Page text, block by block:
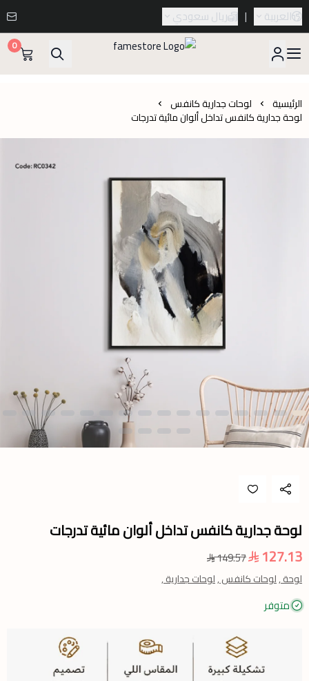
العربية | ريال سعودي
0
الرئيسية لوحات جدارية كانفس
لوحة جدارية كانفس تداخل ألوان مائية تدرجات
لوحة جدارية كانفس تداخل ألوان مائية تدرجات
127.13
149.57
لوحة ,لوحات كانفس ,لوحات جدارية ,
متوفر